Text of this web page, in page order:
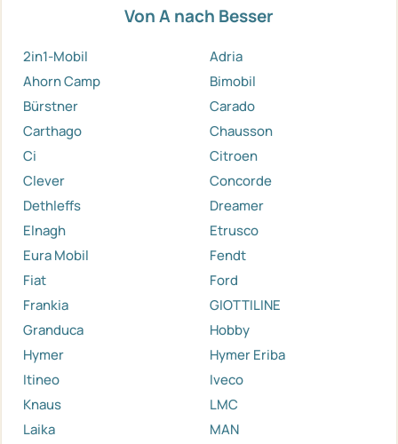
Von A nach Besser
2in1-Mobil
Adria
Ahorn Camp
Bimobil
Bürstner
Carado
Carthago
Chausson
Ci
Citroen
Clever
Concorde
Dethleffs
Dreamer
Elnagh
Etrusco
Eura Mobil
Fendt
Fiat
Ford
Frankia
GIOTTILINE
Granduca
Hobby
Hymer
Hymer Eriba
Itineo
Iveco
Knaus
LMC
Laika
MAN